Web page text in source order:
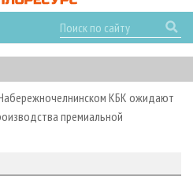
КБК ожидают
премиальной